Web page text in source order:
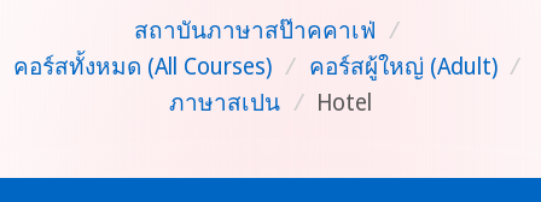
สถาบันภาษาสป๊าคคาเฟ่ /
คอร์สทั้งหมด (All Courses) / คอร์สผู้ใหญ่ (Adult) /
ภาษาสเปน / Hotel